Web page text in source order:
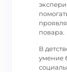
повара.
В
умение